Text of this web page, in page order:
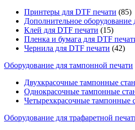
Принтеры для DTF печати (85)
Дополнительное оборудование
Клей для DTF печати (15)
Пленка и бумага для DTF
Чернила для DTF печати (42)
Оборудование для тампонной печати
Двухкрасочные тампонные
Однокрасочные тампонные
Четырехкрасочные тампонные
Оборудование для трафаретной